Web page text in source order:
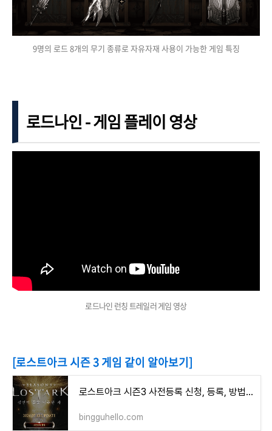
9명의 로드 8개의 무기 종류로 자유자재 사용이 가능한 게임 특징
로드나인 - 게임 플레이 영상
로드나인 런칭 트레일러 게임 영상
[로스트아크 시즌 3 게임 같이 알아보기]
로스트아크 시즌3 사전등록 신청, 등록, 방법 및 이벤트 완벽 총 정리!
bingguhello.com